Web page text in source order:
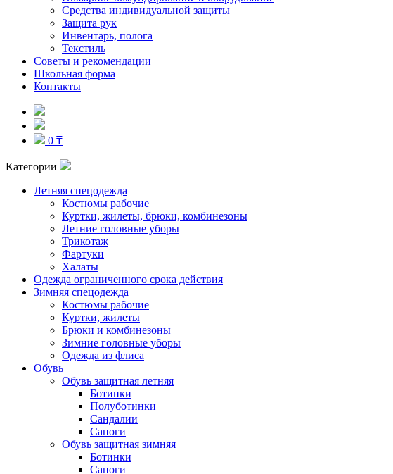
Средства индивидуальной защиты
Защита рук
Инвентарь, полога
Текстиль
Советы и рекомендации
Школьная форма
Контакты
0 ₸
Категории
Летняя спецодежда
Костюмы рабочие
Куртки, жилеты, брюки, комбинезоны
Летние головные уборы
Трикотаж
Фартуки
Халаты
Одежда ограниченного срока действия
Зимняя спецодежда
Костюмы рабочие
Куртки, жилеты
Брюки и комбинезоны
Зимние головные уборы
Одежда из флиса
Обувь
Обувь защитная летняя
Ботинки
Полуботинки
Сандалии
Сапоги
Обувь защитная зимняя
Ботинки
Сапоги